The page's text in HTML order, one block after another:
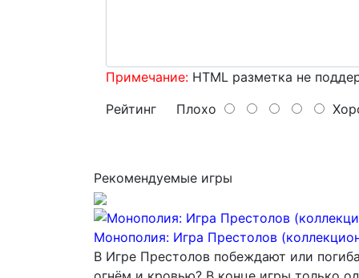
Примечание: HTML разметка не
Рейтинг Плохо
Рекомендуемые игры
Монополия: Игра Престолов
В Игре Престолов побеждают или